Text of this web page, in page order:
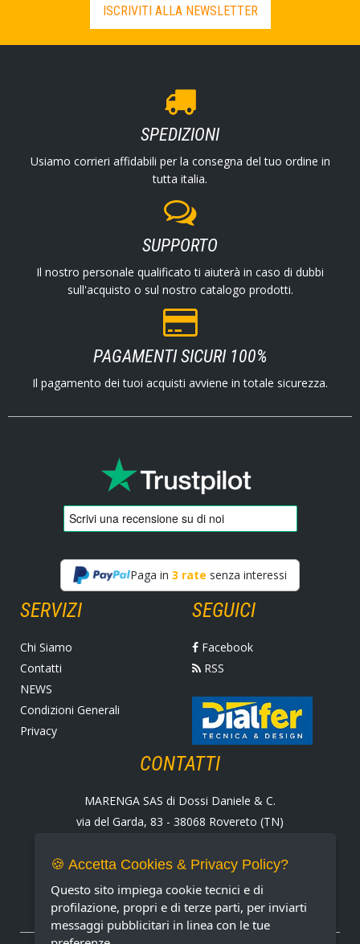
ISCRIVITI ALLA NEWSLETTER
SPEDIZIONI
Usiamo corrieri affidabili per la consegna del tuo ordine in
tutta italia.
SUPPORTO
Il nostro personale qualificato ti aiuterà in caso di dubbi
sull'acquisto o sul nostro catalogo prodotti.
PAGAMENTI SICURI 100%
Il pagamento dei tuoi acquisti avviene in totale sicurezza.
Paga in 3 rate senza interessi
SERVIZI
Chi Siamo
Contatti
NEWS
Condizioni Generali
Privacy
SEGUICI
Facebook
RSS
CONTATTI
MARENGA SAS di Dossi Daniele & C.
via del Garda, 83 - 38068 Rovereto (TN)
Fax +39 0464 430938
E-mail: marenga@marenga.it
Partita IVA IT02232370227
🍪 Accetta Cookies & Privacy Policy?
Questo sito impiega cookie tecnici e di
profilazione, propri e di terze parti, per inviarti
messaggi pubblicitari in linea con le tue